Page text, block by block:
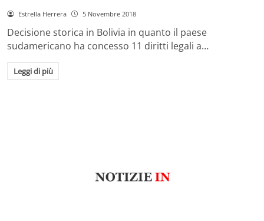
Estrella Herrera 5 Novembre 2018
Decisione storica in Bolivia in quanto il paese
sudamericano ha concesso 11 diritti legali a…
Leggi di più